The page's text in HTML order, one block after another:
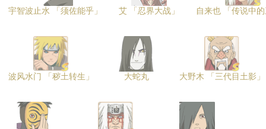
宇智波止水 「须佐能乎」 艾 「忍界大战」 自来也 「传说中
波风水门 「秽土转生」 大蛇丸 大野木 「三代目土影」